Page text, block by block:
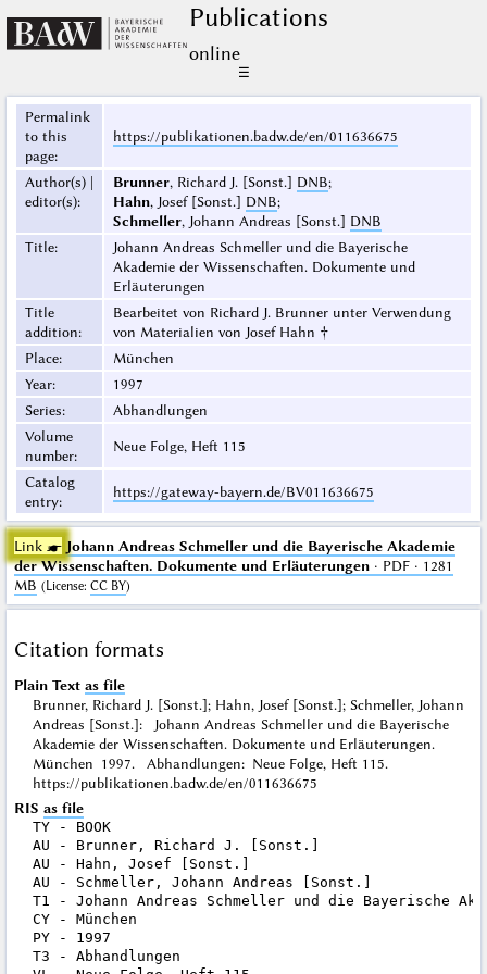
Publications
online
☰
Permalink
to this
page:
https://publikationen.badw.de/en/011636675
Author(s) |
editor(s):
Brunner, Richard J. [Sonst.] DNB;
Hahn, Josef [Sonst.] DNB;
Schmeller, Johann Andreas [Sonst.] DNB
Title:
Johann Andreas Schmeller und die Bayerische
Akademie der Wissenschaften. Dokumente und
Erläuterungen
Title
addition:
Bearbeitet von Richard J. Brunner unter Verwendung
von Materialien von Josef Hahn †
Place:
München
Year:
1997
Series:
Abhandlungen
Volume
number:
Neue Folge, Heft 115
Catalog
entry:
https://gateway-bayern.de/BV011636675
Link ☛ Johann Andreas Schmeller und die Bayerische Akademie
der Wissenschaften. Dokumente und Erläuterungen· PDF · 1281
MB (License: CC BY)
Citation formats
Plain Text as file
Brunner, Richard J. [Sonst.]; Hahn, Josef [Sonst.]; Schmeller, Johann
Andreas [Sonst.]: Johann Andreas Schmeller und die Bayerische
Akademie der Wissenschaften. Dokumente und Erläuterungen.
München 1997. Abhandlungen: Neue Folge, Heft 115.
https://publikationen.badw.de/en/011636675
RIS as file
TY - BOOK
AU - Brunner, Richard J. [Sonst.]
AU - Hahn, Josef [Sonst.]
AU - Schmeller, Johann Andreas [Sonst.]
T1 - Johann Andreas Schmeller und die Bayerische
CY - München
PY - 1997
T3 - Abhandlungen